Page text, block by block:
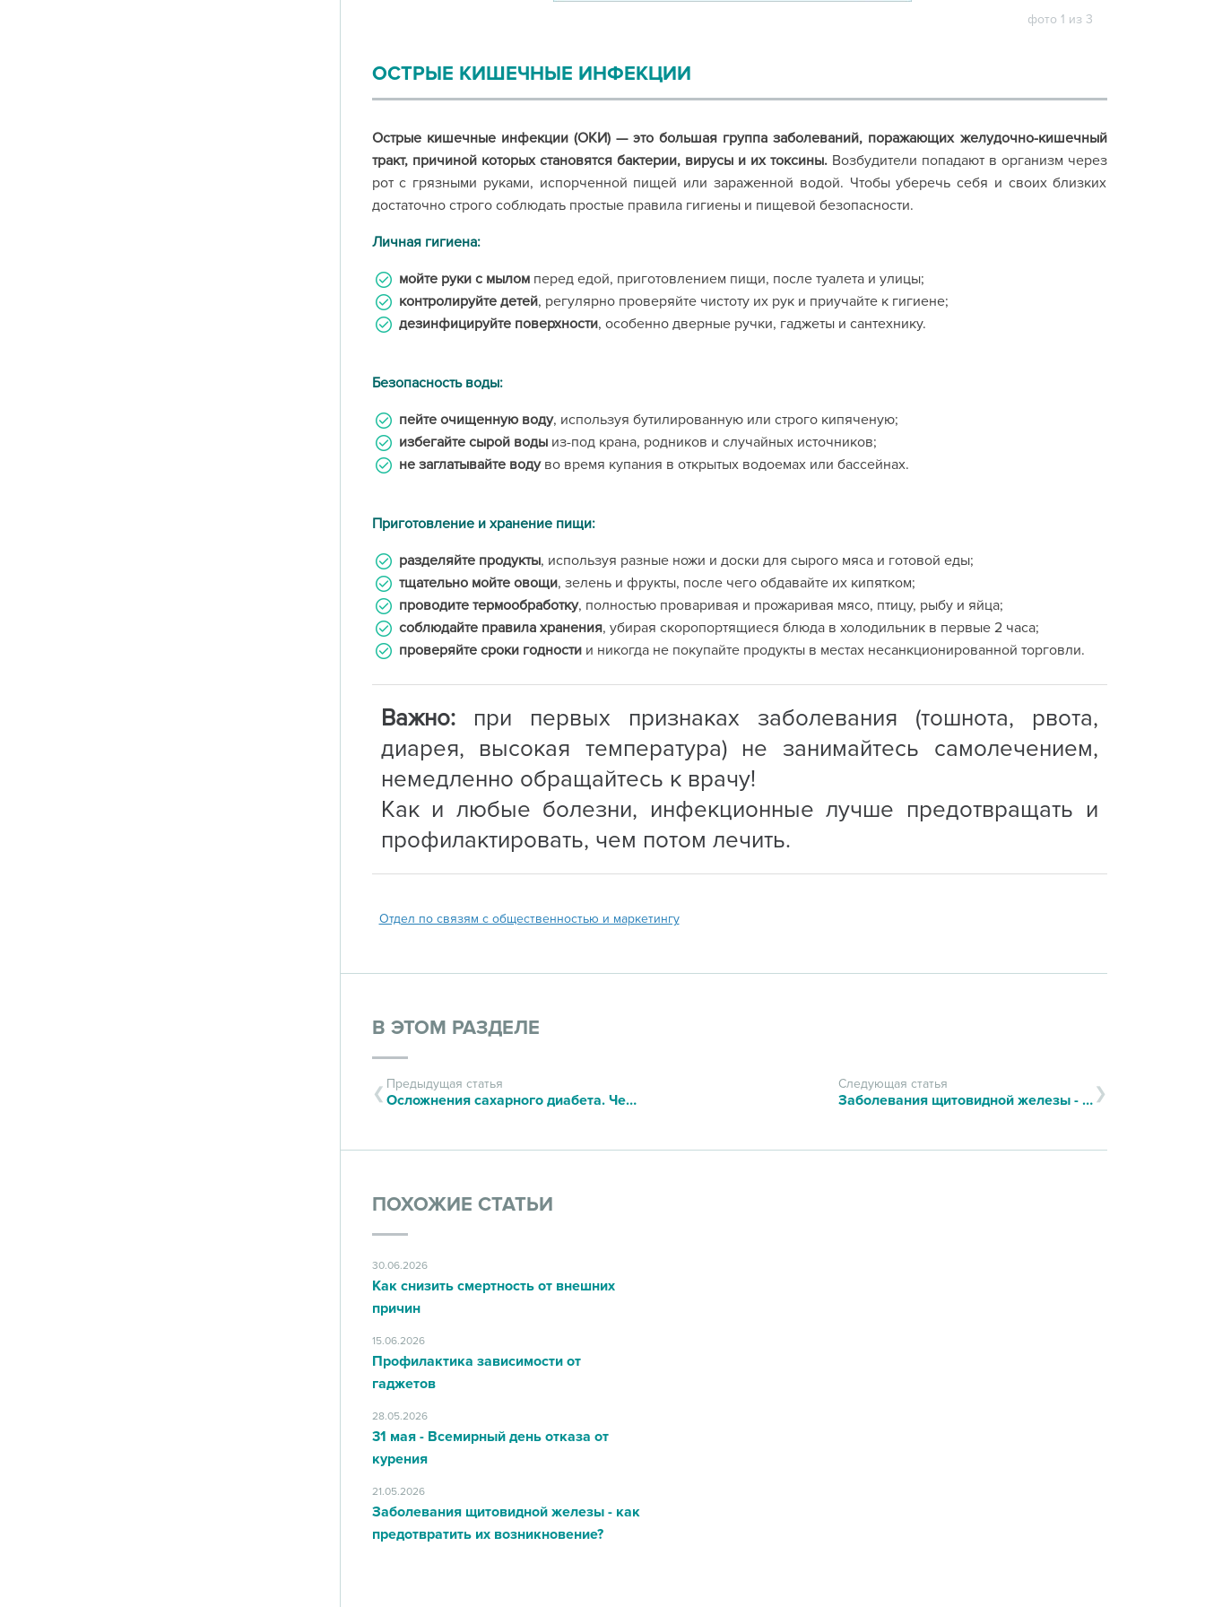
фото 1 из 3
ОСТРЫЕ КИШЕЧНЫЕ ИНФЕКЦИИ
Острые кишечные инфекции (ОКИ) — это большая группа заболеваний, поражающих желудочно-кишечный
тракт, причиной которых становятся бактерии, вирусы и их токсины.Возбудители попадают в организм через
рот с грязными руками, испорченной пищей или зараженной водой. Чтобы уберечь себя и своих близких
достаточно строго соблюдать простые правила гигиены и пищевой безопасности.
Личная гигиена:
мойте руки с мыломперед едой, приготовлением пищи, после туалета и улицы;
контролируйте детей, регулярно проверяйте чистоту их рук и приучайте к гигиене;
дезинфицируйте поверхности, особенно дверные ручки, гаджеты и сантехнику.
Безопасность воды:
пейте очищенную воду, используя бутилированную или строго кипяченую;
избегайте сырой водыиз-под крана, родников и случайных источников;
не заглатывайте водуво время купания в открытых водоемах или бассейнах.
Приготовление и хранение пищи:
разделяйте продукты, используя разные ножи и доски для сырого мяса и готовой еды;
тщательно мойте овощи, зелень и фрукты, после чего обдавайте их кипятком;
проводите термообработку, полностью проваривая и прожаривая мясо, птицу, рыбу и яйца;
соблюдайте правила хранения, убирая скоропортящиеся блюда в холодильник в первые 2 часа;
проверяйте сроки годностии никогда не покупайте продукты в местах несанкционированной торговли.
Важно:при первых признаках заболевания (тошнота, рвота,
диарея, высокая температура) не занимайтесь самолечением,
немедленно обращайтесь к врачу!
Как и любые болезни, инфекционные лучше предотвращать и
профилактировать, чем потом лечить.
Отдел по связям с общественностью и маркетингу
В ЭТОМ РАЗДЕЛЕ
Предыдущая статья
Осложнения сахарного диабета. Чего опасаться?
Следующая статья
Заболевания щитовидной железы - как предотвратить их возникновение?
ПОХОЖИЕ СТАТЬИ
30.06.2026
Как снизить смертность от внешних
причин
15.06.2026
Профилактика зависимости от
гаджетов
28.05.2026
31 мая - Всемирный день отказа от
курения
21.05.2026
Заболевания щитовидной железы - как
предотвратить их возникновение?